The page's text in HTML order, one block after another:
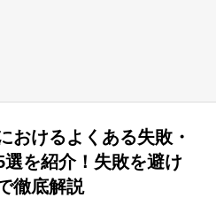
おけるよくある失敗・
選を紹介！失敗を避け
徹底解説